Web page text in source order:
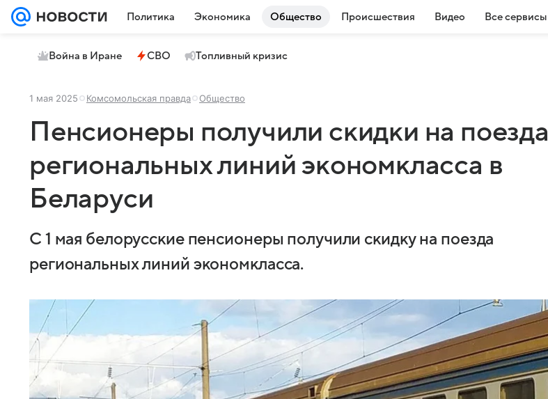
Политика Экономика Общество Происшествия Видео Все сервисы
Война в Иране СВО Топливный кризис
1 мая 2025 Комсомольская правда Общество
Пенсионеры получили скидки на поезда
региональных линий экономкласса в
Беларуси
С 1 мая белорусские пенсионеры получили скидку на поезда
региональных линий экономкласса.